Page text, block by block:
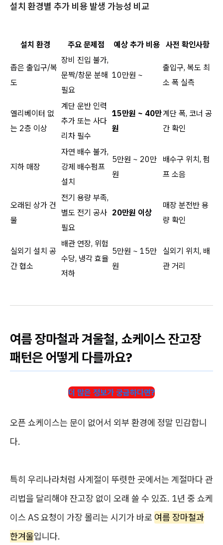
설치 환경별 추가 비용 발생 가능성 비교
설치 환경 주요 문제점 예상 추가 비용 사전 확인사항
좁은 출입구/복
도
장비 진입 불가,
문짝/창문 분해
필요
10만원 ~
출입구, 복도 최
소 폭 실측
엘리베이터 없
는 2층 이상
계단 운반 인력
추가 또는 사다
리차 필수
15만원 ~ 40만
원
계단 폭, 코너 공
간 확인
지하 매장
자연 배수 불가,
강제 배수펌프
설치
5만원 ~ 20만
원
배수구 위치, 펌
프 소음
오래된 상가 건
물
전기 용량 부족,
별도 전기 공사
필요
20만원 이상
매장 분전반 용
량 확인
실외기 설치 공
간 협소
배관 연장, 위험
수당, 냉각 효율
저하
5만원 ~ 15만
원
실외기 위치, 배
관 거리
여름 장마철과 겨울철, 쇼케이스 잔고장
패턴은 어떻게 다를까요?
더 많은 정보가 궁금하다면?
오픈 쇼케이스는 문이 없어서 외부 환경에 정말 민감합니
다.
특히 우리나라처럼 사계절이 뚜렷한 곳에서는 계절마다 관
리법을 달리해야 잔고장 없이 오래 쓸 수 있죠. 1년 중 쇼케
이스 AS 요청이 가장 몰리는 시기가 바로 여름 장마철과
한겨울입니다.